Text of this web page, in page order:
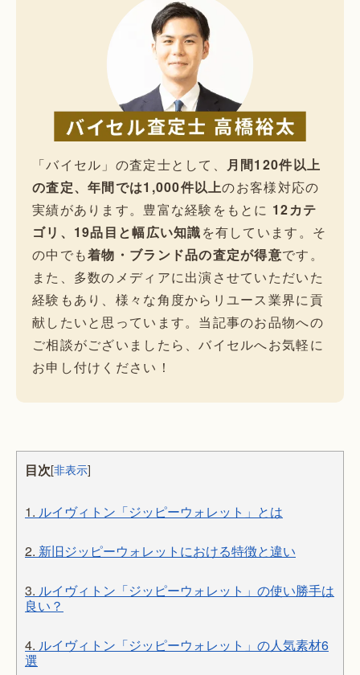
「バイセル」の査定士として、 月間120件以上
の査定、年間では1,000件以上のお客様対応の
実績があります。豊富な経験をもとに 12カテ
ゴリ、19品目と幅広い知識を有しています。そ
の中でも着物・ブランド品の査定が得意です。
また、多数のメディアに出演させていただいた
経験もあり、様々な角度からリユース業界に貢
献したいと思っています。当記事のお品物への
ご相談がございましたら、バイセルへお気軽に
お申し付けください！
目次[非表示]
1. ルイヴィトン「ジッピーウォレット」とは
2. 新旧ジッピーウォレットにおける特徴と違い
3. ルイヴィトン「ジッピーウォレット」の使い勝手は
良い？
4. ルイヴィトン「ジッピーウォレット」の人気素材6
選